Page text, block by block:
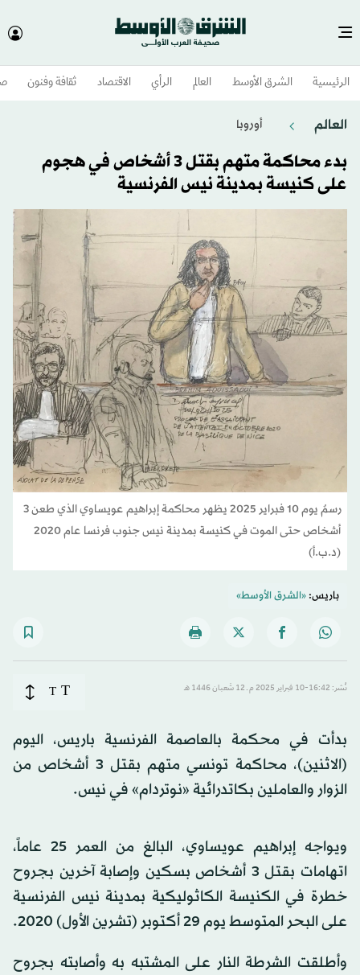
الرئيسية الشرق الأوسط​ العالم الرأي الاقتصاد ثقافة وفنون
العالم أوروبا
بدء محاكمة متهم بقتل 3 أشخاص في هجوم
على كنيسة بمدينة نيس الفرنسية
رسمٌ يوم 10 فبراير 2025 يظهر محاكمة إبراهيم عويساوي الذي طعن 3
أشخاص حتى الموت في كنيسة بمدينة نيس جنوب فرنسا عام 2020
(د.ب.أ)
باريس:«الشرق الأوسط»
نُشر: 16:42-10 فبراير 2025 م ـ 12 شَعبان 1446 هـ T
T
بدأت في محكمة بالعاصمة الفرنسية باريس، اليوم
(الاثنين)، محاكمة تونسي متهم بقتل 3 أشخاص من
الزوار والعاملين بكاتدرائية «نوتردام» في نيس.
ويواجه إبراهيم عويساوي، البالغ من العمر 25 عاماً،
اتهامات بقتل 3 أشخاص بسكين وإصابة آخرين بجروح
خطرة في الكنيسة الكاثوليكية بمدينة نيس الفرنسية
على البحر المتوسط يوم 29 أكتوبر (تشرين الأول) 2020.
وأطلقت الشرطة النار على المشتبه به وأصابته بجروح